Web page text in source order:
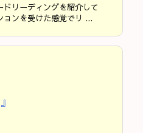
ドリーディングを紹介して
ョンを受けた感覚でリ ...